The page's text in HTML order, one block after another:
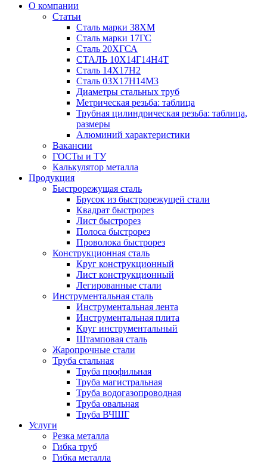
О компании
Статьи
Сталь марки 38ХМ
Сталь марки 17ГС
Сталь 20ХГСА
СТАЛЬ 10Х14Г14Н4Т
Сталь 14Х17Н2
Сталь 03Х17Н14М3
Диаметры стальных труб
Метрическая резьба: таблица
Трубная цилиндрическая резьба: таблица,
размеры
Алюминий характеристики
Вакансии
ГОСТы и ТУ
Калькулятор металла
Продукция
Быстрорежущая сталь
Брусок из быстрорежущей стали
Квадрат быстрорез
Лист быстрорез
Полоса быстрорез
Проволока быстрорез
Конструкционная сталь
Круг конструкционный
Лист конструкционный
Легированные стали
Инструментальная сталь
Инструментальная лента
Инструментальная плита
Круг инструментальный
Штамповая сталь
Жаропрочные стали
Труба стальная
Труба профильная
Труба магистральная
Труба водогазопроводная
Труба овальная
Труба ВЧШГ
Услуги
Резка металла
Гибка труб
Гибка металла